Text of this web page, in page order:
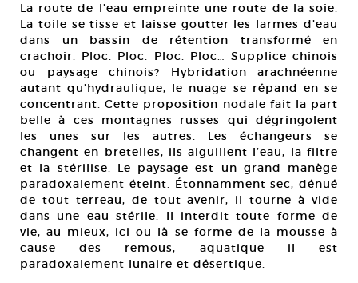
La route de l’eau empreinte une route de la soie.
La toile se tisse et laisse goutter les larmes d’eau
dans un bassin de rétention transformé en
crachoir. Ploc. Ploc. Ploc. Ploc… Supplice chinois
ou paysage chinois? Hybridation arachnéenne
autant qu’hydraulique, le nuage se répand en se
concentrant. Cette proposition nodale fait la part
belle à ces montagnes russes qui dégringolent
les unes sur les autres. Les échangeurs se
changent en bretelles, ils aiguillent l’eau, la filtre
et la stérilise. Le paysage est un grand manège
paradoxalement éteint. Étonnamment sec, dénué
de tout terreau, de tout avenir, il tourne à vide
dans une eau stérile. Il interdit toute forme de
vie, au mieux, ici ou là se forme de la mousse à
cause des remous, aquatique il est
paradoxalement lunaire et désertique.